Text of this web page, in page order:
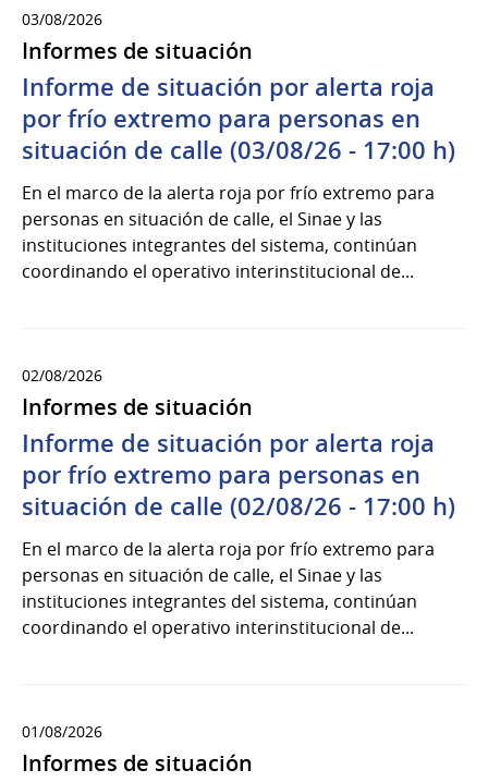
03/08/2026
Informes de situación
Informe de situación por alerta roja
por frío extremo para personas en
situación de calle (03/08/26 - 17:00 h)
En el marco de la alerta roja por frío extremo para
personas en situación de calle, el Sinae y las
instituciones integrantes del sistema, continúan
coordinando el operativo interinstitucional de...
02/08/2026
Informes de situación
Informe de situación por alerta roja
por frío extremo para personas en
situación de calle (02/08/26 - 17:00 h)
En el marco de la alerta roja por frío extremo para
personas en situación de calle, el Sinae y las
instituciones integrantes del sistema, continúan
coordinando el operativo interinstitucional de...
01/08/2026
Informes de situación